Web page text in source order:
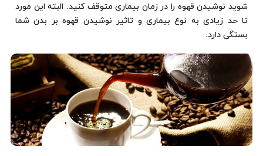
شوید نوشیدن قهوه را در زمان بیماری متوقف کنید. البته این مورد
تا حد زیادی به نوع بیماری و تاثیر نوشیدن قهوه بر بدن شما
بستگی دارد.